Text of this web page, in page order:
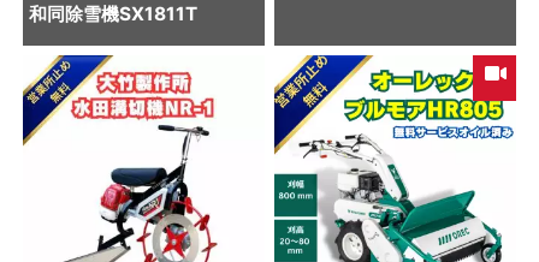
和同除雪機SX1811T